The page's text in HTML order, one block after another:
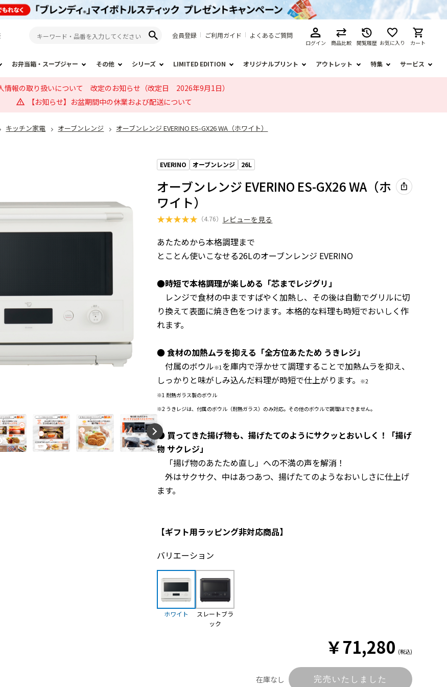
会員登録 ご利用ガイド よくあるご質問
ログイン 商品比較 閲覧履歴 お気に入り カート
お弁当箱・スープジャー その他 シリーズ LIMITED EDITION オリジナルプリント アウトレット 特集 サービス
情報の取り扱いについて 改定のお知らせ（改定日 2026年9月1日）
【お知らせ】お盆期間中の休業および配送について
キッチン家電 オーブンレンジ オーブンレンジ EVERINO ES-GX26 WA（ホワイト）
EVERINO オーブンレンジ 26L
オーブンレンジ EVERINO ES-GX26 WA（ホ
ワイト）
★★★★★ （4.76） レビューを見る
あたためから本格調理まで
とことん使いこなせる26Lのオーブンレンジ EVERINO
●時短で本格調理が楽しめる「芯までレジグリ」
レンジで食材の中まですばやく加熱し、その後は自動でグリルに切
り換えて表面に焼き色をつけます。本格的な料理も時短でおいしく作
れます。
● 食材の加熱ムラを抑える「全方位あたため うきレジ」
付属のボウル※1を庫内で浮かせて調理することで加熱ムラを抑え、
しっかりと味がしみ込んだ料理が時短で仕上がります。
※2
※1 耐熱ガラス製のボウル
※2 うきレジは、付属のボウル（耐熱ガラス）のみ対応。その他のボウルで調理はできません。
● 買ってきた揚げ物も、揚げたてのようにサクッとおいしく！「揚げ
物 サクレジ」
「揚げ物のあたため直し」への不満の声を解消！
外はサクサク、中はあつあつ、揚げたてのようなおいしさに仕上げ
ます。
【ギフト用ラッピング非対応商品】
バリエーション
ホワイト
スレートブラ
ック
￥71,280 (税込)
在庫なし 完売いたしました